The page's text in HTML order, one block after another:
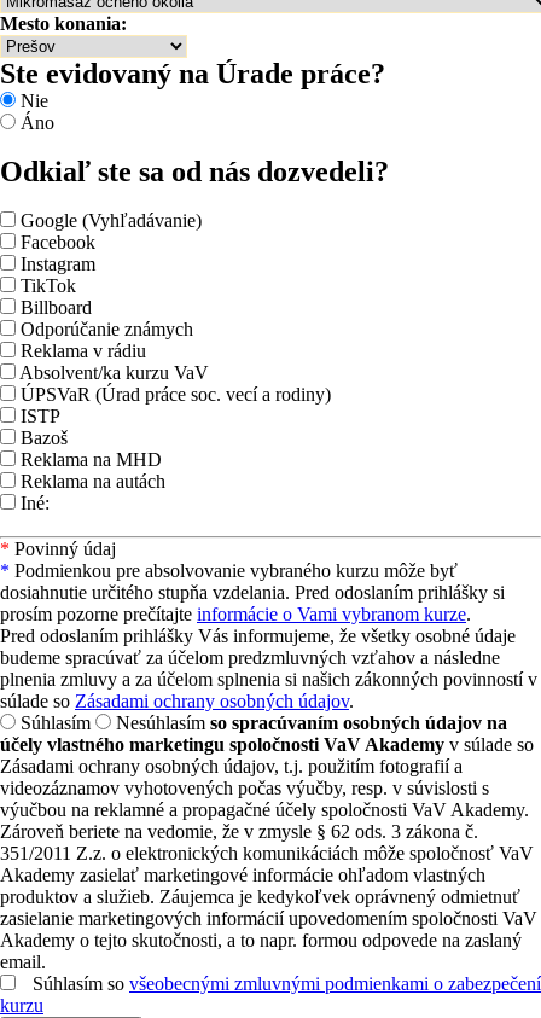
Mesto konania:
Ste evidovaný na Úrade práce?
Nie
Áno
Odkiaľ ste sa od nás dozvedeli?
Google (Vyhľadávanie)
Facebook
Instagram
TikTok
Billboard
Odporúčanie známych
Reklama v rádiu
Absolvent/ka kurzu VaV
ÚPSVaR (Úrad práce soc. vecí a rodiny)
ISTP
Bazoš
Reklama na MHD
Reklama na autách
Iné:
* Povinný údaj
* Podmienkou pre absolvovanie vybraného kurzu môže byť
dosiahnutie určitého stupňa vzdelania. Pred odoslaním prihlášky si
prosím pozorne prečítajte informácie o Vami vybranom kurze.
Pred odoslaním prihlášky Vás informujeme, že všetky osobné údaje
budeme spracúvať za účelom predzmluvných vzťahov a následne
plnenia zmluvy a za účelom splnenia si našich zákonných povinností v
súlade so Zásadami ochrany osobných údajov.
Súhlasím
Nesúhlasím so spracúvaním osobných údajov na
účely vlastného marketingu spoločnosti VaV Akademy v súlade so
Zásadami ochrany osobných údajov, t.j. použitím fotografií a
videozáznamov vyhotovených počas výučby, resp. v súvislosti s
výučbou na reklamné a propagačné účely spoločnosti VaV Akademy.
Zároveň beriete na vedomie, že v zmysle § 62 ods. 3 zákona č.
351/2011 Z.z. o elektronických komunikáciách môže spoločnosť VaV
Akademy zasielať marketingové informácie ohľadom vlastných
produktov a služieb. Záujemca je kedykoľvek oprávnený odmietnuť
zasielanie marketingových informácií upovedomením spoločnosti VaV
Akademy o tejto skutočnosti, a to napr. formou odpovede na zaslaný
email.
Súhlasím so všeobecnými zmluvnými podmienkami o zabezpečení
kurzu